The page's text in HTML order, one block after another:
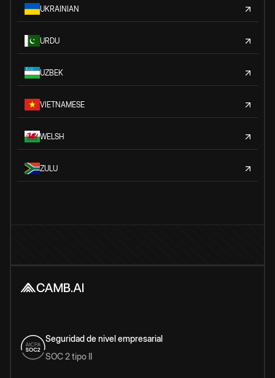
UKRAINIAN
URDU
UZBEK
VIETNAMESE
WELSH
ZULU
Seguridad de nivel empresarial
SOC 2 tipo II